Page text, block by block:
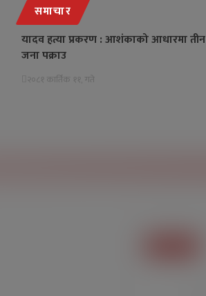
समाचार
यादव हत्या प्रकरण : आशंकाको आधारमा तीन
जना पक्राउ
२०८१ कार्तिक ११, गते